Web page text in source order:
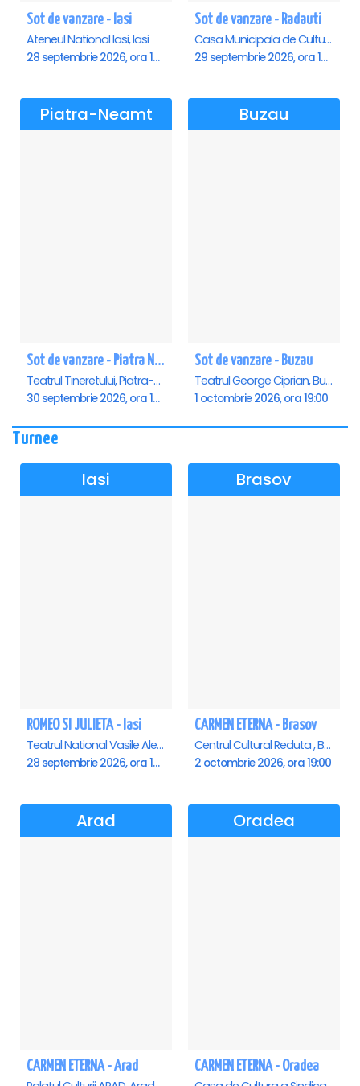
Sot de vanzare - Iasi
Ateneul National Iasi, Iasi
28 septembrie 2026, ora 19:00
Sot de vanzare - Radauti
Casa Municipala de Cultura, Radauti
29 septembrie 2026, ora 19:00
Piatra-Neamt
Sot de vanzare - Piatra Neamt
Teatrul Tineretului, Piatra-Neamt
30 septembrie 2026, ora 19:00
Buzau
Sot de vanzare - Buzau
Teatrul George Ciprian, Buzau
1 octombrie 2026, ora 19:00
Turnee
Iasi
ROMEO SI JULIETA - Iasi
Teatrul National Vasile Alecsandri , Iasi
28 septembrie 2026, ora 19:00
Brasov
CARMEN ETERNA - Brasov
Centrul Cultural Reduta , Brasov
2 octombrie 2026, ora 19:00
Arad
CARMEN ETERNA - Arad
Oradea
CARMEN ETERNA - Oradea